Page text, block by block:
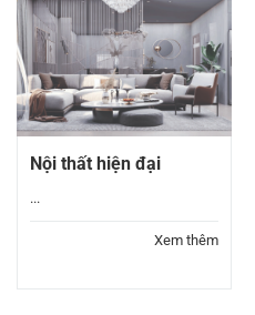
Nội thất hiện đại
...
Xem thêm